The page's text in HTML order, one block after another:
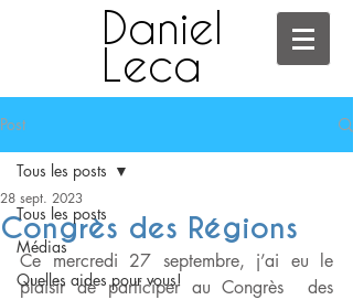
Daniel
Leca
Post
Tous les posts
Médias
Quelles aides pour vous!
Tous les posts
Congrès des Régions
28 sept. 2023
Ce mercredi 27 septembre, j’ai eu le
plaisir de participer au Congrès  des